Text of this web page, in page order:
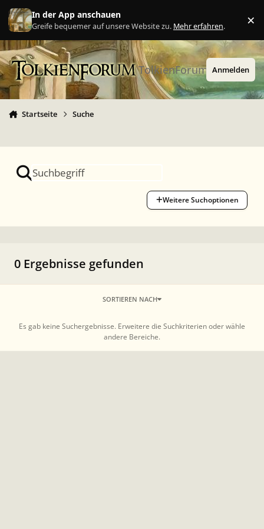
Zu Inhalt springen
In der App anschauen
Greife bequemer auf unsere Website zu. Mehr erfahren. ×
TolkienForum Anmelden
Startseite Suche
Weitere Suchoptionen
0 Ergebnisse gefunden
SORTIEREN NACH
Es gab keine Suchergebnisse. Erweitere die Suchkriterien oder wähle
andere Bereiche.